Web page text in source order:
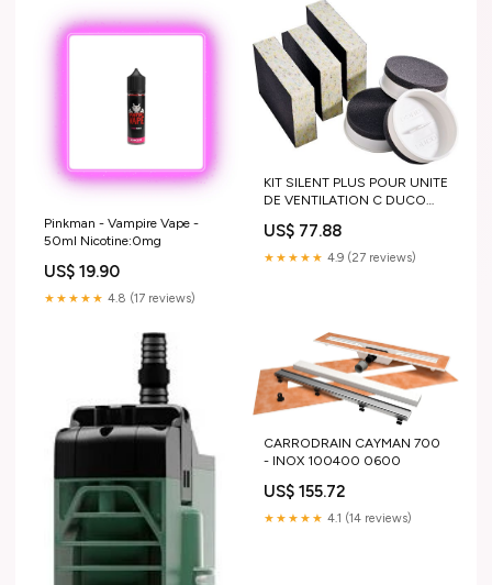
Pinkman - Vampire Vape -
50ml Nicotine:0mg
US$ 19.90
★★★★★ 4.8 (17 reviews)
KIT SILENT PLUS POUR UNITE
DE VENTILATION C DUCO
US$ 77.88
★★★★★ 4.9 (27 reviews)
CARRODRAIN CAYMAN 700
- INOX 100400 0600
US$ 155.72
★★★★★ 4.1 (14 reviews)